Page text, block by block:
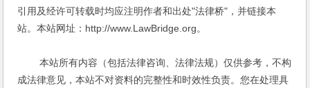
引用及经许可转载时均应注明作者和出处"法律桥"，并链接本
站。本站网址：http://www.LawBridge.org。
本站所有内容（包括法律咨询、法律法规）仅供参考，不构
成法律意见，本站不对资料的完整性和时效性负责。您在处理具